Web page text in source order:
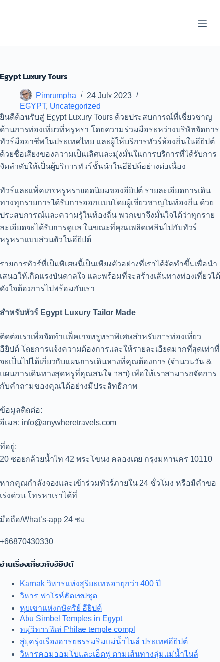
n
t
Egypt Luxury Tours
Pimrumpha
24 July 2023
EGYPT, Uncategorized
ยินดีต้อนรับสู่ Egypt Luxury Tours ด้วยประสบการณ์ที่เชี่ยวชาญ
ด้านการท่องเที่ยวที่หรูหรา โดยความร่วมมือระหว่างบริษัทจัดการ
ทัวร์มืออาชีพในประเทศไทย และผู้ให้บริการทัวร์ท้องถิ่นในอียิปต์
ด้วยชื่อเสียงของความเป็นเลิศและมุ่งมั่นในการบริการที่ได้รับการ
จัดลำดับให้เป็นผู้บริการทัวร์ชั้นนำในอียิปต์อย่างต่อเนื่อง
ทัวร์และแพ็คเกจหรูหรายอดนิยมของอียิปต์ รายละเอียดการเดิน
ทางทุกรายการได้รับการออกแบบโดยผู้เชี่ยวชาญในท้องถิ่น ด้วย
ประสบการณ์และความรู้ในท้องถิ่น พวกเขาจึงมั่นใจได้ว่าทุกราย
ละเอียดจะได้รับการดูแล ในขณะที่คุณเพลิดเพลินไปกับทัวร์
หรูหราแบบส่วนตัวในอียิปต์
รายการทัวร์ที่เป็นพิเศษนี้เป็นเพียงตัวอย่างที่เราได้จัดทำขึ้นเพื่อนำ
เสนอให้เกิดแรงบันดาลใจ และพร้อมที่จะสร้างเส้นทางท่องเที่ยวได้
ดังใจต้องการไปพร้อมกับเรา
สำหรับทัวร์ Egypt Luxury Tailor Made
ติดต่อเราเพื่อจัดทำแพ็คเกจหรูหราพิเศษสำหรับการท่องเที่ยว
อียิปต์ โดยการแจ้งความต้องการและให้รายละเอียดมากที่สุดเท่าที่
จะเป็นไปได้เกี่ยวกับแผนการเดินทางที่คุณต้องการ (จำนวนวัน &
แผนการเดินทางสุดหรูที่คุณสนใจ ฯลฯ) เพื่อให้เราสามารถจัดการ
กับคำถามของคุณได้อย่างมีประสิทธิภาพ
ข้อมูลติดต่อ:
อีเมล: info@anywheretravels.com
ที่อยู่:
20 ซอยกล้วยน้ำไท 42 พระโขนง คลองเตย กรุงมหานคร 10110
หากคุณกำลังจองและเข้าร่วมทัวร์ภายใน 24 ชั่วโมง หรือมีคำขอ
เร่งด่วน โทรหาเราได้ที่
มือถือ/What’s-app 24 ชม
+66870430330
อ่านเรื่องเกี่ยวกับอียิปต์
Karnak วิหารแห่งสุริยะเทพอายุกว่า 400 ปี
วิหาร ฟาโรห์ฮัตเชปซุต
หุบเขาแห่งกษัตริย์ อียิปต์
Abu Simbel Temples in Egypt
หมู่วิหารฟิเล่ Philae temple compl
สู่ยุครุ่งเรืองอารยธรรมริมแม่น้ำไนล์ ประเทศอียิปต์
วิหารคอมออมโบและเอ็ดฟู ตามเส้นทางลุ่มแม่น้ำไนล์